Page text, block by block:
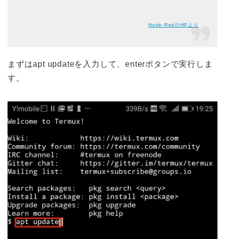
Node-RedのHPより
まずはapt updateを入力して、enterボタンで実行しま
す。